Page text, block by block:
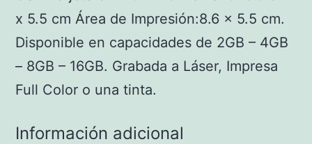
x 5.5 cm Área de Impresión:8.6 x 5.5 cm.
Disponible en capacidades de 2GB – 4GB
– 8GB – 16GB. Grabada a Láser, Impresa
Full Color o una tinta.
Información adicional